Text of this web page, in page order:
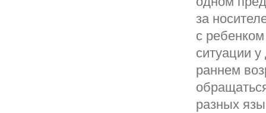
за
с
ситуации
раннем
разных